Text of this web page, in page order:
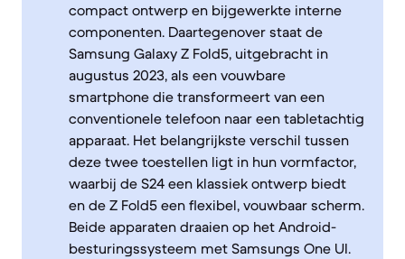
compact ontwerp en bijgewerkte interne
componenten. Daartegenover staat de
Samsung Galaxy Z Fold5, uitgebracht in
augustus 2023, als een vouwbare
smartphone die transformeert van een
conventionele telefoon naar een tabletachtig
apparaat. Het belangrijkste verschil tussen
deze twee toestellen ligt in hun vormfactor,
waarbij de S24 een klassiek ontwerp biedt
en de Z Fold5 een flexibel, vouwbaar scherm.
Beide apparaten draaien op het Android-
besturingssysteem met Samsungs One UI.